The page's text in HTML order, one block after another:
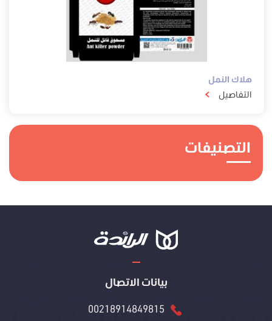
هلاك النمل
التفاصيل
التصنيفات
بيانات الاتصال
00218914849815